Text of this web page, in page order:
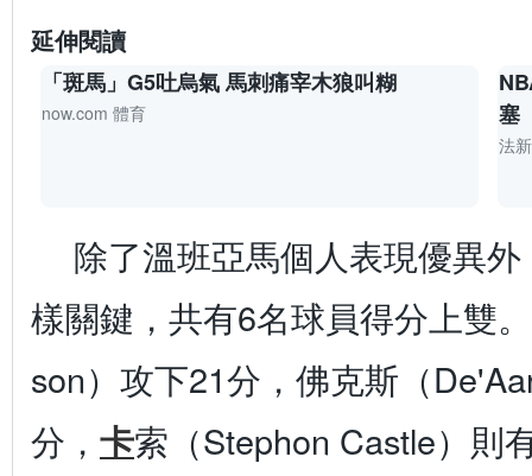
延伸閱讀
「斑馬」G5吐烏氣 馬刺痛宰木狼叫糊
now.com 體育
塞
法
除了溫班亞馬個人表現優異
樣關鍵，共有6名球員得分上雙
son）攻下21分，佛克斯（
分， 卡索（Stephon Castle）則